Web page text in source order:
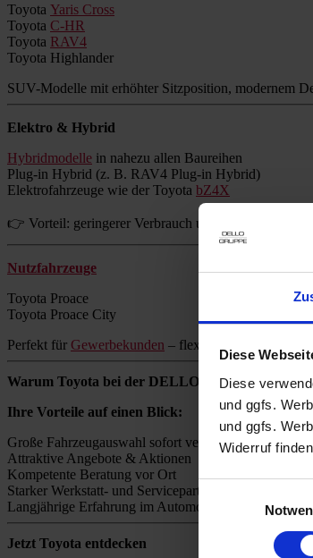
Diese
Diese
und ggfs.
und ggfs.
Widerruf
Toyota Yaris Cross
Toyota C-HR
Toyota RAV4
Toyota Highlander
SUV-Modelle mit erhöhter Sitzposition, modernem
Elektro & Hybrid
Hybridmodelle in nahezu allen Baureihen
Plug-in Hybrid (z. B. RAV4 Plug-in Hybrid)
Elektrofahrzeuge wie der Toyota bZ4X
👉 Vorteil: geringerer Verbrauch und reduzierte
Nutzfahrzeuge
Toyota Proace
Toyota Proace City
Perfekt für Gewerbekunden – flexibel, zuverlässig
Warum Toyota bei der DELLO GRUPPE
Ihre Vorteile auf einen Blick:
Große Fahrzeugauswahl sofort verfügbar
Attraktive Angebote & Aktionen
Kompetente Beratung vor Ort
Starker Werkstatt- und Servicepartner
Langjährige Erfahrung im Automobilhandel
Jetzt Toyota entdecken